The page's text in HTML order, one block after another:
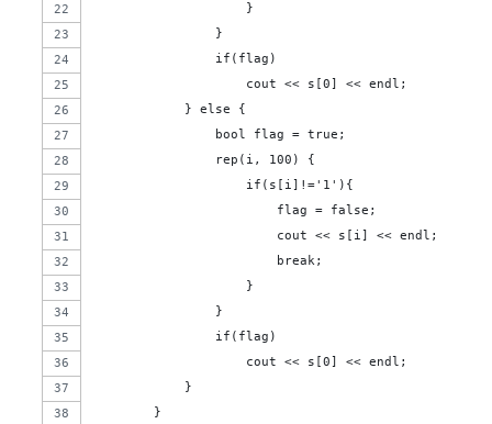
                    }
                }
                if(flag)
                    cout << s[0] << endl;
            } else {
                bool flag = true;
                rep(i, 100) {
                    if(s[i]!='1'){
                        flag = false;
                        cout << s[i] << endl;
                        break;
                    }
                }
                if(flag)
                    cout << s[0] << endl;
            }
        }